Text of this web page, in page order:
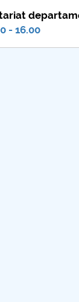
- 16.00